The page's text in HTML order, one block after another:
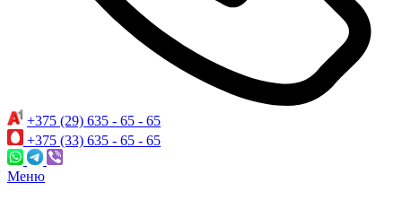
+375 (29) 635 - 65 - 65
+375 (33) 635 - 65 - 65
Меню